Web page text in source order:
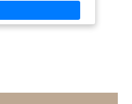
et au repose-pieds
XL : Le grand panier
à 5 points avec
protection, testée